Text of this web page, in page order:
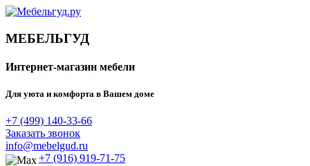
МЕБЕЛЬГУД
Интернет-магазин мебели
Для уюта и комфорта в Вашем доме
+7 (499) 140-33-66
Заказать звонок
info@mebelgud.ru
+7 (916) 919-71-75